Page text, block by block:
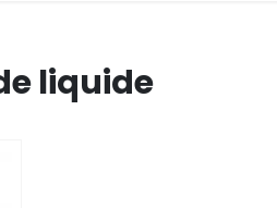
liquide